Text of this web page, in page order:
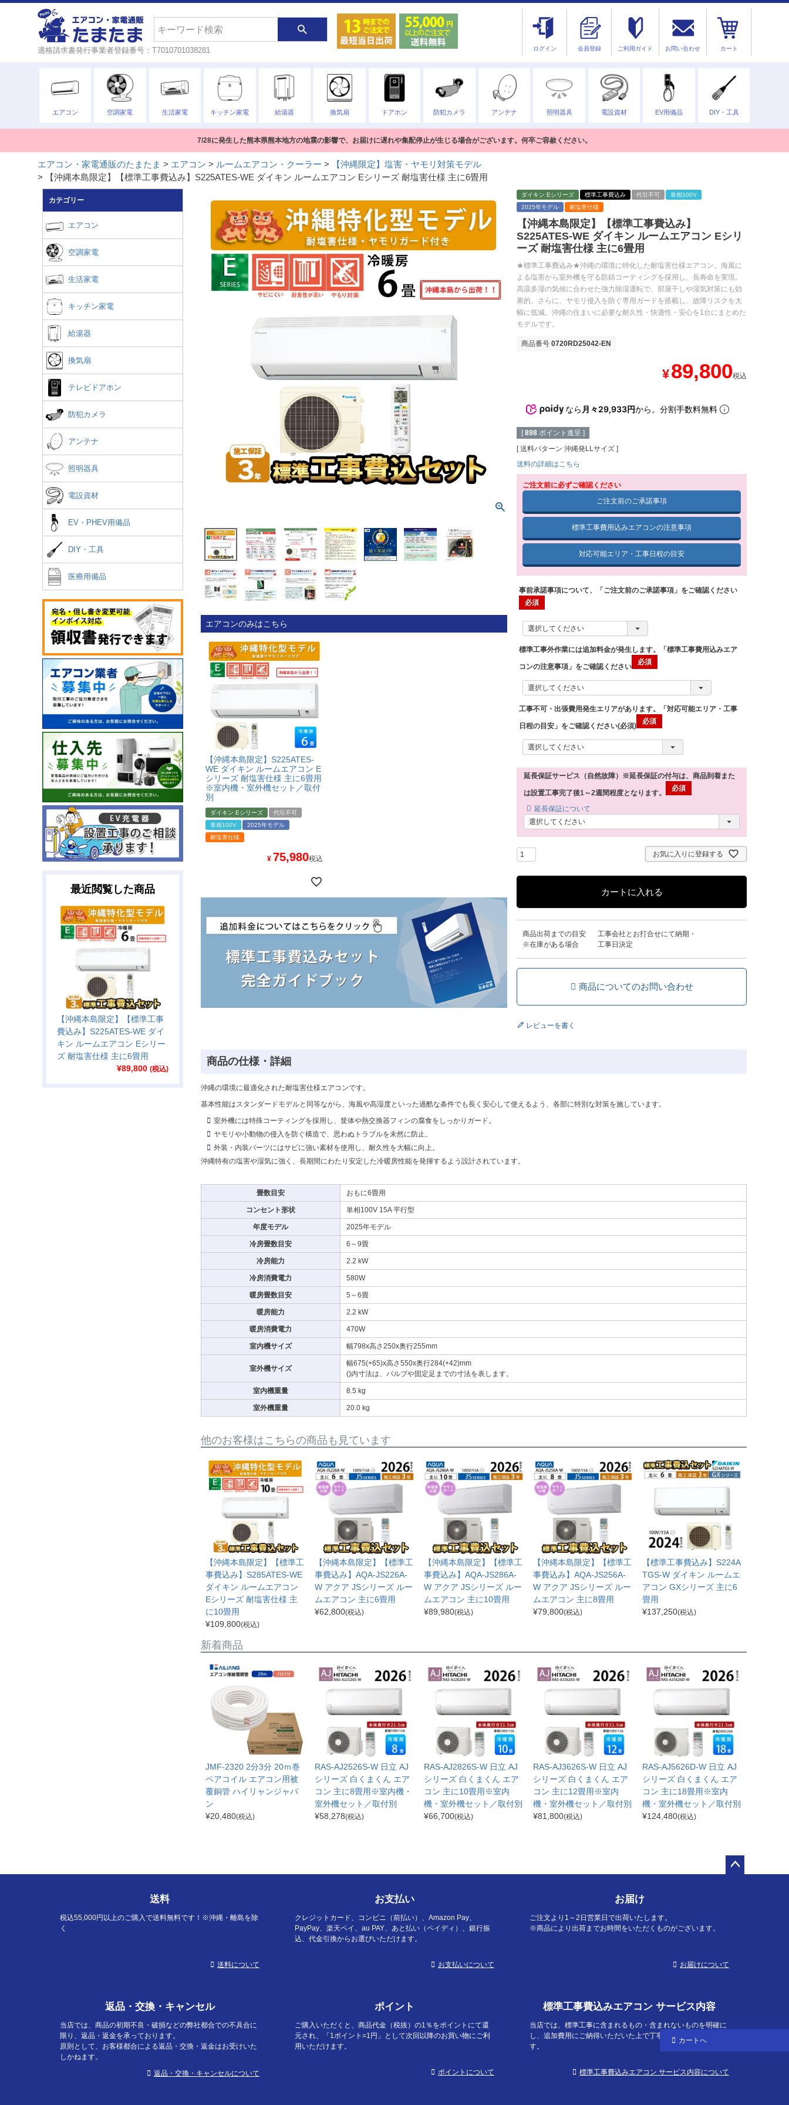
適格請求書発行事業者登録番号：T7010701038281 ログイン 会員登録 ご利用ガイド お問い合わせ カート
エアコン 空調家電 生活家電 キッチン家電 給湯器 換気扇 ドアホン 防犯カメラ アンテナ 照明器具 電設資材 EV用備品 DIY・工具
7/28に発生した熊本県熊本地方の地震の影響で、お届けに遅れや集配停止が生じる場合がございます。何卒ご容赦ください。
エアコン・家電通販のたまたま エアコン ルームエアコン・クーラー
【沖縄限定】塩害・ヤモリ対策モデル
【沖縄本島限定】【標準工事費込み】S225ATES-WE ダイキン ルームエアコン Eシリーズ 耐塩害仕様 主に6畳用
カテゴリー
エアコン
空調家電
生活家電
キッチン家電
給湯器
換気扇
テレビドアホン
防犯カメラ
アンテナ
照明器具
電設資材
EV・PHEV用備品
DIY・工具
医療用備品
最近閲覧した商品
【沖縄本島限定】【標準工事
費込み】S225ATES-WE ダイ
キン ルームエアコン Eシリー
ズ 耐塩害仕様 主に6畳用
¥89,800 (税込)
エアコンのみはこちら
【沖縄本島限定】S225ATES-
WE ダイキン ルームエアコン E
シリーズ 耐塩害仕様 主に6畳用
※室内機・室外機セット／取付
別
ダイキン Eシリーズ
代引不可
単相100V
2025年モデル
耐塩害仕様
¥ 75,980税込
ダイキン Eシリーズ 標準工事費込み 代引不可
単相100V
2025年モデル
耐塩害仕様
【沖縄本島限定】【標準工事費込み】
S225ATES-WE ダイキン ルームエアコン Eシリ
ーズ 耐塩害仕様 主に6畳用
★標準工事費込み★沖縄の環境に特化した耐塩害仕様エアコン。海風に
よる塩害から室外機を守る防錆コーティングを採用し、長寿命を実現。
高温多湿の気候に合わせた強力除湿運転で、部屋干しや湿気対策にも効
果的。さらに、ヤモリ侵入を防ぐ専用ガードを搭載し、故障リスクを大
幅に低減。沖縄の住まいに必要な耐久性・快適性・安心を1台にまとめた
モデルです。
商品番号 0720RD25042-EN
¥89,800税込
なら 月々29,933円から。分割手数料無料
[ 898 ポイント進呈 ]
送料パターン 沖縄発LLサイズ
送料の詳細はこちら
ご注文前に必ずご確認ください
ご注文前のご承諾事項
標準工事費用込みエアコンの注意事項
対応可能エリア・工事日程の目安
事前承諾事項について、「ご注文前のご承諾事項」をご確認ください
標準工事外作業には追加料金が発生します。「標準工事費用込みエア
コンの注意事項」をご確認ください
工事不可・出張費用発生エリアがあります。「対応可能エリア・工事
日程の目安」をご確認ください(必須)
延長保証サービス（自然故障）※延長保証の付与は、商品到着また
は設置工事完了後1～2週間程度となります。
延長保証について
カートへ
お気に入りに登録する
カートに入れる
商品出荷までの目安
※在庫がある場合
工事会社とお打合せにて納期・
工事日決定
商品についてのお問い合わせ
レビューを書く
商品の仕様・詳細
沖縄の環境に最適化された耐塩害仕様エアコンです。
基本性能はスタンダードモデルと同等ながら、海風や高湿度といった過酷な条件でも長く安心して使えるよう、各部に特別な対策を施しています。
室外機には特殊コーティングを採用し、筐体や熱交換器フィンの腐食をしっかりガード。
ヤモリや小動物の侵入を防ぐ構造で、思わぬトラブルを未然に防止。
外装・内装パーツにはサビに強い素材を使用し、耐久性を大幅に向上。
沖縄特有の塩害や湿気に強く、長期間にわたり安定した冷暖房性能を発揮するよう設計されています。
畳数目安 おもに6畳用
コンセント形状 単相100V 15A 平行型
年度モデル 2025年モデル
冷房畳数目安 6～9畳
冷房能力 2.2 kW
冷房消費電力 580W
暖房畳数目安 5～6畳
暖房能力 2.2 kW
暖房消費電力 470W
室内機サイズ 幅798x高さ250x奥行255mm
室外機サイズ
幅675(+65)x高さ550x奥行284(+42)mm
()内寸法は、バルブや固定足までの寸法を表します。
室内機重量 8.5 kg
室外機重量 20.0 kg
他のお客様はこちらの商品も見ています
【沖縄本島限定】【標準工
事費込み】S285ATES-WE
ダイキン ルームエアコン
Eシリーズ 耐塩害仕様 主
に10畳用
¥109,800(税込)
【沖縄本島限定】【標準工
事費込み】AQA-JS226A-
W アクア JSシリーズ ルー
ムエアコン 主に6畳用
¥62,800(税込)
【沖縄本島限定】【標準工
事費込み】AQA-JS286A-
W アクア JSシリーズ ルー
ムエアコン 主に10畳用
¥89,980(税込)
【沖縄本島限定】【標準工
事費込み】AQA-JS256A-
W アクア JSシリーズ ルー
ムエアコン 主に8畳用
¥79,800(税込)
【標準工事費込み】S224A
TGS-W ダイキン ルームエ
アコン GXシリーズ 主に6
畳用
¥137,250(税込)
新着商品
JMF-2320 2分3分 20ｍ巻
ペアコイル エアコン用被
覆銅管 ハイリャンジャパ
ン
¥20,480(税込)
RAS-AJ2526S-W 日立 AJ
シリーズ 白くまくん エア
コン 主に8畳用※室内機・
室外機セット／取付別
¥58,278(税込)
RAS-AJ2826S-W 日立 AJ
シリーズ 白くまくん エア
コン 主に10畳用※室内
機・室外機セット／取付別
¥66,700(税込)
RAS-AJ3626S-W 日立 AJ
シリーズ 白くまくん エア
コン 主に12畳用※室内
機・室外機セット／取付別
¥81,800(税込)
RAS-AJ5626D-W 日立 AJ
シリーズ 白くまくん エア
コン 主に18畳用※室内
機・室外機セット／取付別
¥124,480(税込)
送料
税込55,000円以上のご購入で送料無料です！※沖縄・離島を除
く
送料について
お支払い
クレジットカード、コンビニ（前払い）、Amazon Pay、
PayPay、楽天ペイ、au PAY、あと払い（ペイディ）、銀行振
込、代金引換からお選びいただけます。
お支払いについて
お届け
ご注文より1～2日営業日で出荷いたします。
※商品により出荷までお時間をいただくものがございます。
お届けについて
返品・交換・キャンセル
当店では、商品の初期不良・破損などの弊社都合での不具合に
限り、返品・返金を承っております。
原則として、お客様都合による返品・交換・返金はお受けいた
しかねます。
返品・交換・キャンセルについて
ポイント
ご購入いただくと、商品代金（税抜）の1％をポイントにて還
元され、「1ポイント=1円」として次回以降のお買い物にご利
用いただけます。
ポイントについて
標準工事費込みエアコン サービス内容
当店では、標準工事に含まれるもの・含まれないものを明確に
し、追加費用にご納得いただいた上で丁寧な施工をお約束しま
す。
標準工事費込みエアコン サービス内容について